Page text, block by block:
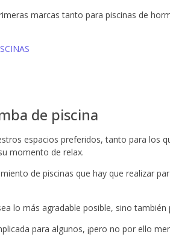
marcas tanto para piscinas de
de piscina
espacios preferidos, tanto para los
momento de relax.
de piscinas que hay que realizar
lo más agradable posible, sino también
para algunos, ¡pero no por ello